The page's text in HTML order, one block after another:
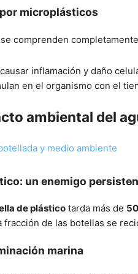
microplásticos
comprenden
inflamación y daño
en el organismo con el
ambiental del
un enemigo
de plástico tarda más de
fracción de las botellas se
marina